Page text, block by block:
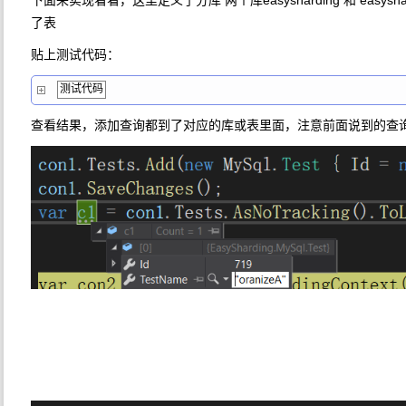
了表
贴上测试代码：
测试代码
查看结果，添加查询都到了对应的库或表里面，注意前面说到的